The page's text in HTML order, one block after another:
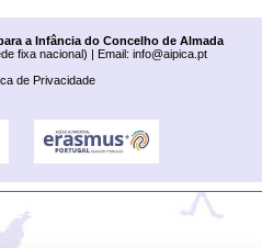
a Infância do Concelho de Almada
fixa nacional) | Email: info@aipica.pt
de Privacidade